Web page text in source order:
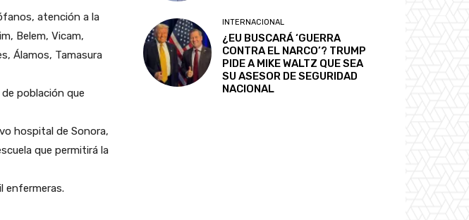
atención a la
Belem, Vicam,
Álamos, Tamasura
población que
hospital de Sonora,
que permitirá la
enfermeras.
INTERNACIONAL
¿EU BUSCARÁ ‘GUERRA
CONTRA EL NARCO’? TRUMP
PIDE A MIKE WALTZ QUE SEA
SU ASESOR DE SEGURIDAD
NACIONAL